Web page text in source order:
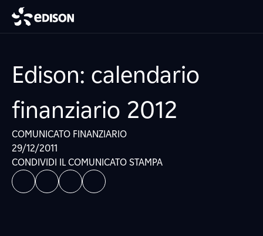
Edison: calendario
finanziario 2012
COMUNICATO FINANZIARIO
29/12/2011
CONDIVIDI IL COMUNICATO STAMPA